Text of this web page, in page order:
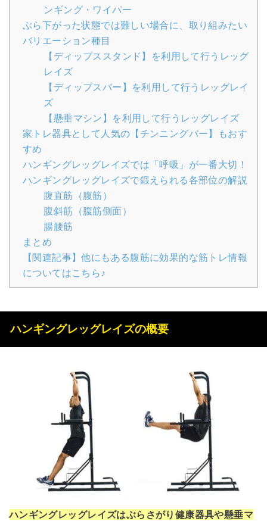
ンギング・ワイパー
ぶら下がった状態では難しい場合に、取り組みたい
バリエーション種目
【ディップススタンド】を利用して行うレッグ
レイズ
【ディップスバー】を利用して行うレッグレイ
ズ
【懸垂マシン】を利用して行うレッグレイズ
家トレ器具として人気の【チンニングバー】もおす
すめ
ハンギングレッグレイズでは「呼吸」が一番大切！
ハンギングレッグレイズで鍛えられる各部位の解説
腹直筋（腹筋）
腹斜筋（腹筋側面）
腸腰筋
まとめ
【関連記事】他にもある腹筋に効果的な筋トレ情報
についてはこちら♪
ハンギングレッグレイズの概要
ハンギングレッグレイズはぶらさがり健康器具や懸垂マ